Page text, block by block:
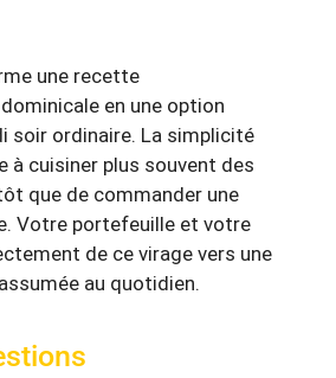
une recette
en une option
soir ordinaire. La simplicité
à cuisiner plus souvent des
que de commander une
Votre portefeuille et votre
de ce virage vers une
au quotidien.